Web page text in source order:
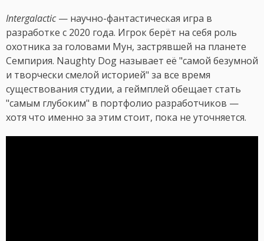
Intergalactic— научно-фантастическая игра в
разработке с 2020 года. Игрок берёт на себя роль
охотника за головами Мун, застрявшей на планете
Семпирия. Naughty Dog называет её "самой безумной
и творчески смелой историей" за все время
существования студии, а геймплей обещает стать
"самым глубоким" в портфолио разработчиков —
хотя что именно за этим стоит, пока не уточняется.